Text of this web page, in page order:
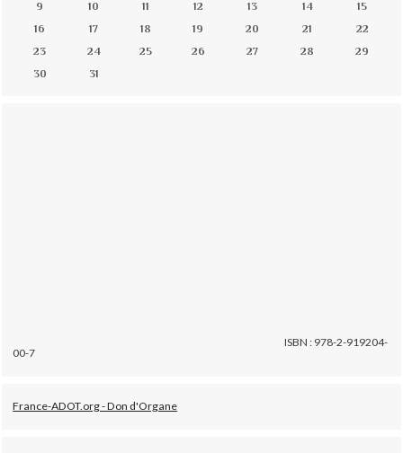
9 10 11 12 13 14
15
16
17 18 19 20 21
22
23
24 25 26 27 28
29
30
31
ISBN : 978-2-919204-
00-7
France-ADOT.org - Don d'Organe